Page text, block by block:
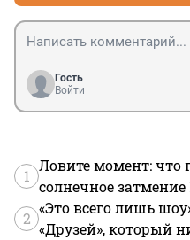
Гость
Войти
1
Ловите момент: что
солнечное затмение
2
«Это всего лишь
«Друзей», который